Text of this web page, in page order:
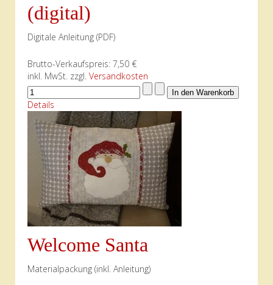
(digital)
Digitale Anleitung (PDF)
Brutto-Verkaufspreis: 7,50 €
inkl. MwSt. zzgl. Versandkosten
Details
Welcome Santa
Materialpackung (inkl. Anleitung)